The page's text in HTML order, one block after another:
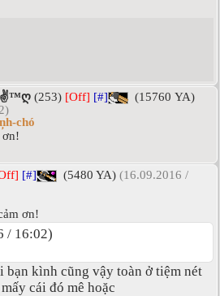
(253) [Off] [#]
(15760 YA)
chó
ơn!
[#] (5480 YA) (16.09.2016 /
ơn!
/ 16:02)
bạn kình cũng vậy toàn ở tiệm nét
cái đó mê hoặc